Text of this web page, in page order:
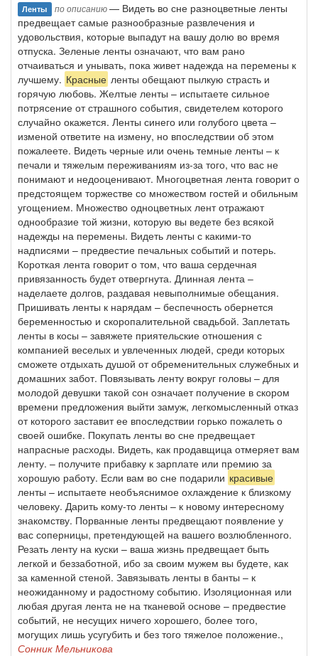
Ленты по описанию— Видеть во сне разноцветные ленты
предвещает самые разнообразные развлечения и
удовольствия, которые выпадут на вашу долю во время
отпуска. Зеленые ленты означают, что вам рано
отчаиваться и унывать, пока живет надежда на перемены к
лучшему. Красные ленты обещают пылкую страсть и
горячую любовь. Желтые ленты – испытаете сильное
потрясение от страшного события, свидетелем которого
случайно окажется. Ленты синего или голубого цвета –
изменой ответите на измену, но впоследствии об этом
пожалеете. Видеть черные или очень темные ленты – к
печали и тяжелым переживаниям из-за того, что вас не
понимают и недооценивают. Многоцветная лента говорит о
предстоящем торжестве со множеством гостей и обильным
угощением. Множество одноцветных лент отражают
однообразие той жизни, которую вы ведете без всякой
надежды на перемены. Видеть ленты с какими-то
надписями – предвестие печальных событий и потерь.
Короткая лента говорит о том, что ваша сердечная
привязанность будет отвергнута. Длинная лента –
наделаете долгов, раздавая невыполнимые обещания.
Пришивать ленты к нарядам – беспечность обернется
беременностью и скоропалительной свадьбой. Заплетать
ленты в косы – завяжете приятельские отношения с
компанией веселых и увлеченных людей, среди которых
сможете отдыхать душой от обременительных служебных и
домашних забот. Повязывать ленту вокруг головы – для
молодой девушки такой сон означает получение в скором
времени предложения выйти замуж, легкомысленный отказ
от которого заставит ее впоследствии горько пожалеть о
своей ошибке. Покупать ленты во сне предвещает
напрасные расходы. Видеть, как продавщица отмеряет вам
ленту. – получите прибавку к зарплате или премию за
хорошую работу. Если вам во сне подарили красивые
ленты – испытаете необъяснимое охлаждение к близкому
человеку. Дарить кому-то ленты – к новому интересному
знакомству. Порванные ленты предвещают появление у
вас соперницы, претендующей на вашего возлюбленного.
Резать ленту на куски – ваша жизнь предвещает быть
легкой и беззаботной, ибо за своим мужем вы будете, как
за каменной стеной. Завязывать ленты в банты – к
неожиданному и радостному событию. Изоляционная или
любая другая лента не на тканевой основе – предвестие
событий, не несущих ничего хорошего, более того,
могущих лишь усугубить и без того тяжелое положение.,
Сонник Мельникова